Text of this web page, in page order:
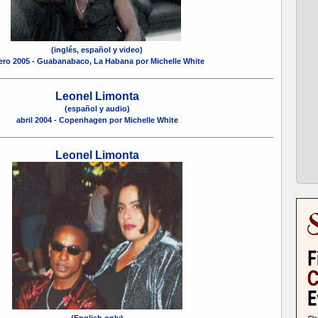
(inglés, español y video)
2005 - Guabanabaco, La Habana por Michelle White
Leonel Limonta
(español y audio)
abril 2004 - Copenhagen por Michelle White
Leonel Limonta